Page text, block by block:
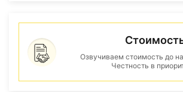
Озвучиваем стоимость до
Честность в